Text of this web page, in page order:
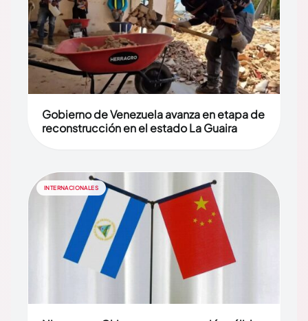
Gobierno de Venezuela avanza en etapa de
reconstrucción en el estado La Guaira
INTERNACIONALES